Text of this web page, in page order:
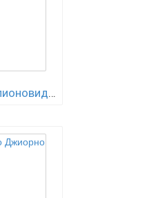
Кейра/розы пионовидные